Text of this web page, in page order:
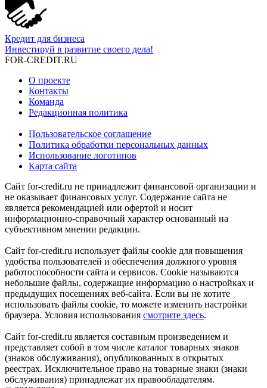
Кредит для бизнеса
Инвестируй в развитие своего дела!
FOR-CREDIT.RU
О проекте
Контакты
Команда
Редакционная политика
Пользовательское соглашение
Политика обработки персональных данных
Использование логотипов
Карта сайта
Сайт for-credit.ru не принадлежит финансовой организации и
не оказывает финансовых услуг. Содержание сайта не
является рекомендацией или офертой и носит
информационно-справочный характер основанный на
субъективном мнении редакции.
Сайт for-credit.ru использует файлы cookie для повышения
удобства пользователей и обеспечения должного уровня
работоспособности сайта и сервисов. Cookie называются
небольшие файлы, содержащие информацию о настройках и
предыдущих посещениях веб-сайта. Если вы не хотите
использовать файлы cookie, то можете изменить настройки
браузера. Условия использования смотрите здесь.
Сайт for-credit.ru является составным произведением и
представляет собой в том числе каталог товарных знаков
(знаков обслуживания), опубликованных в открытых
реестрах. Исключительное право на товарные знаки (знаки
обслуживания) принадлежат их правообладателям.